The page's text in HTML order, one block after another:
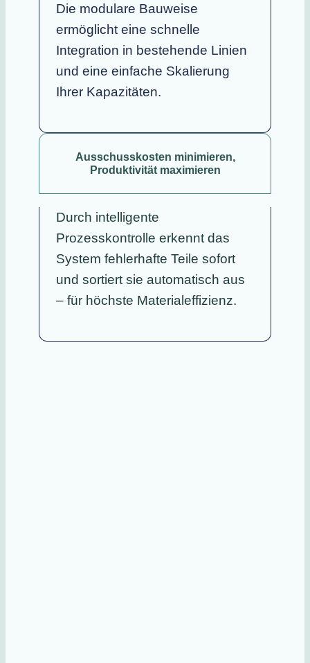
Die modulare Bauweise
ermöglicht eine schnelle
Integration in bestehende Linien
und eine einfache Skalierung
Ihrer Kapazitäten.
Ausschusskosten minimieren,
Produktivität maximieren
Durch intelligente
Prozesskontrolle erkennt das
System fehlerhafte Teile sofort
und sortiert sie automatisch aus
– für höchste Materialeffizienz.